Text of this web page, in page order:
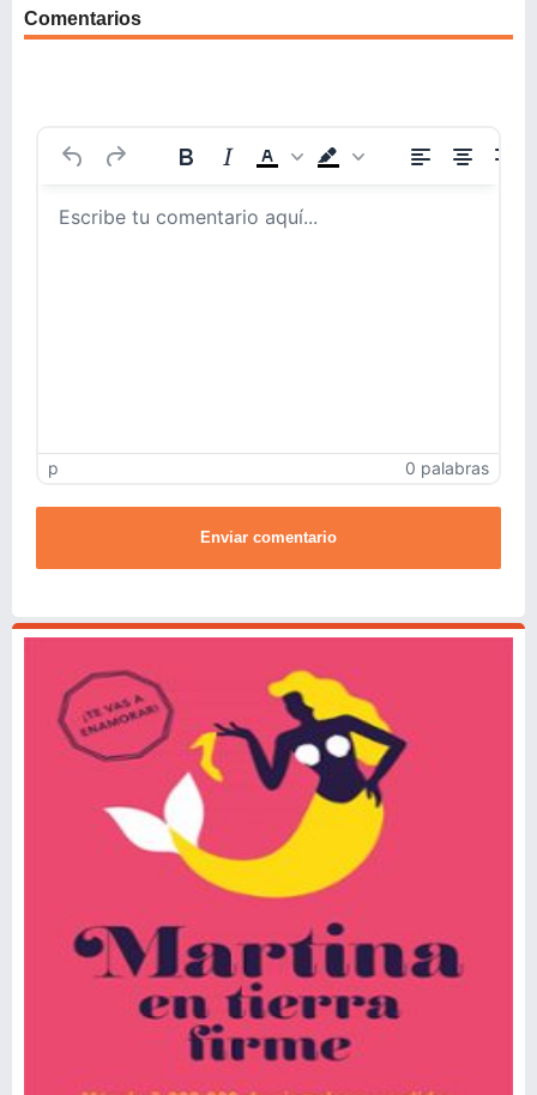
Comentarios
p 0 palabras
Enviar comentario